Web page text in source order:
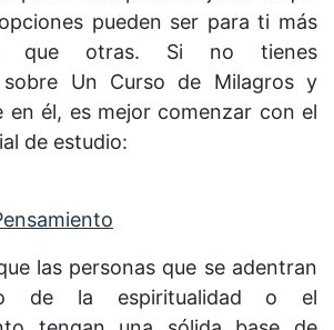
pueden ser para ti más
que otras. Si no tienes
sobre Un Curso de Milagros y
en él, es mejor comenzar con el
de estudio:
las personas que se adentran
de la espiritualidad o el